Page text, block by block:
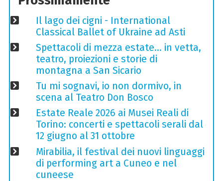
Il lago dei cigni - International
Classical Ballet of Ukraine ad Asti
Spettacoli di mezza estate… in vetta,
teatro, proiezioni e storie di
montagna a San Sicario
Tu mi sognavi, io non dormivo, in
scena al Teatro Don Bosco
Estate Reale 2026 ai Musei Reali di
Torino: concerti e spettacoli serali dal
12 giugno al 31 ottobre
Mirabilia, il festival dei nuovi linguaggi
di performing art a Cuneo e nel
cuneese